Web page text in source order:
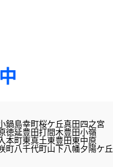
鍋島幸町桜ケ丘真田四之宮
徳延豊田打間木豊田小嶺
本町東真土東豊田東中原
町八千代町山下八幡夕陽ケ丘